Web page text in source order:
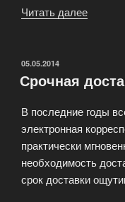
Читать далее
ОПУБЛИКОВАНО
05.05.2014
Срочная
В последние годы
электронная
практически
необходимость
срок доставки